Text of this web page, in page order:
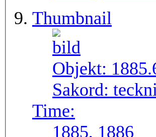
Thumbnail
Objekt:
Sakord:
Time:
1885, 1886